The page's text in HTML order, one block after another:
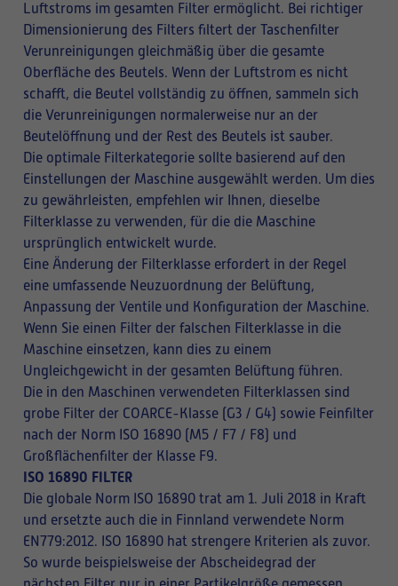
Luftstroms im gesamten Filter ermöglicht. Bei richtiger
Dimensionierung des Filters filtert der Taschenfilter
Verunreinigungen gleichmäßig über die gesamte
Oberfläche des Beutels. Wenn der Luftstrom es nicht
schafft, die Beutel vollständig zu öffnen, sammeln sich
die Verunreinigungen normalerweise nur an der
Beutelöffnung und der Rest des Beutels ist sauber.
Die optimale Filterkategorie sollte basierend auf den
Einstellungen der Maschine ausgewählt werden. Um dies
zu gewährleisten, empfehlen wir Ihnen, dieselbe
Filterklasse zu verwenden, für die die Maschine
ursprünglich entwickelt wurde.
Eine Änderung der Filterklasse erfordert in der Regel
eine umfassende Neuzuordnung der Belüftung,
Anpassung der Ventile und Konfiguration der Maschine.
Wenn Sie einen Filter der falschen Filterklasse in die
Maschine einsetzen, kann dies zu einem
Ungleichgewicht in der gesamten Belüftung führen.
Die in den Maschinen verwendeten Filterklassen sind
grobe Filter der COARCE-Klasse (G3 / G4) sowie Feinfilter
nach der Norm ISO 16890 (M5 / F7 / F8) und
Großflächenfilter der Klasse F9.
ISO 16890 FILTER
Die globale Norm ISO 16890 trat am 1. Juli 2018 in Kraft
und ersetzte auch die in Finnland verwendete Norm
EN779:2012. ISO 16890 hat strengere Kriterien als zuvor.
So wurde beispielsweise der Abscheidegrad der